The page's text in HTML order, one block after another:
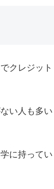
クレジット
い人も多い
に持ってい